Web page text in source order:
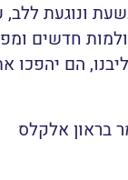
ונוגעת
עולמות חדשים
הם יהפכו
בראון אלקלס